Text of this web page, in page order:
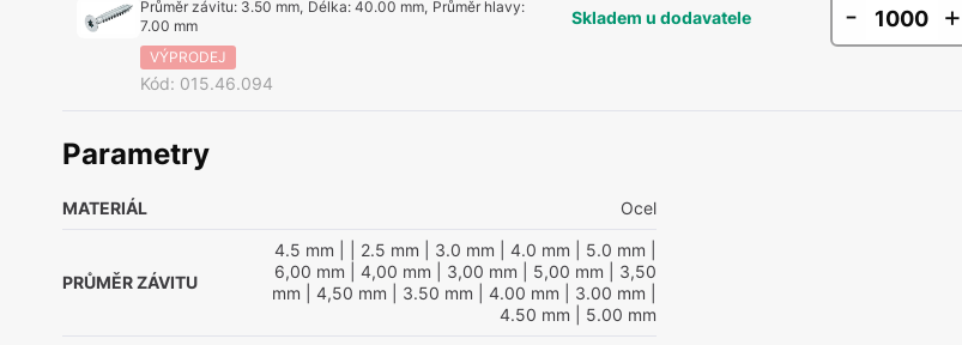
Průměr závitu: 3.50 mm, Délka: 40.00 mm, Průměr hlavy:
7.00 mm
VÝPRODEJ
Kód: 015.46.094
Skladem u dodavatele - +
Parametry
MATERIÁL Ocel
PRŮMĚR ZÁVITU
4.5 mm | 2.5 mm | 3.0 mm | 4.0 mm | 5.0 mm
6,00 mm | 4,00 mm | 3,00 mm | 5,00 mm | 3,50
mm | 4,50 mm | 3.50 mm | 4.00 mm | 3.00 mm
4.50 mm | 5.00 mm